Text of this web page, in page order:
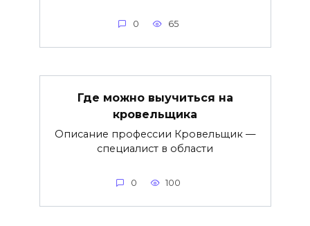
0 65
Где можно выучиться на
кровельщика
Описание профессии Кровельщик —
специалист в области
0 100